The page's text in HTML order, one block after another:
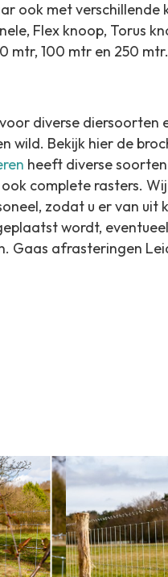
ook met verschillende
Flex knoop, Torus
mtr, 100 mtr en 250
diverse diersoorten
wild. Bekijk hier de
heeft diverse
complete rasters.
zodat u er van uit
wordt,
Gaas afrasteringen